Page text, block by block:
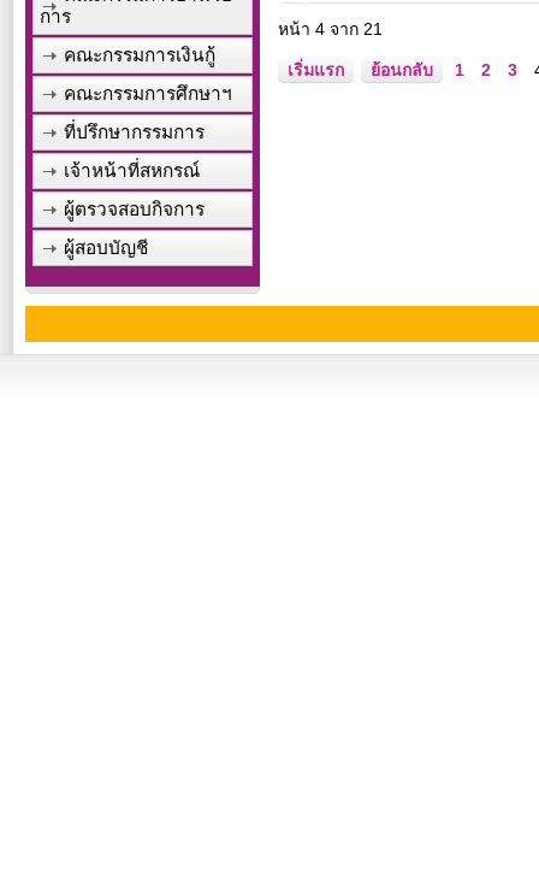
การ
คณะกรรมการเงินกู้
คณะกรรมการศึกษาฯ
ที่ปรึกษากรรมการ
เจ้าหน้าที่สหกรณ์
ผู้ตรวจสอบกิจการ
ผู้สอบบัญชี
หน้า 4 จาก 21
เริ่มแรก ย้อนกลับ 1 2 3